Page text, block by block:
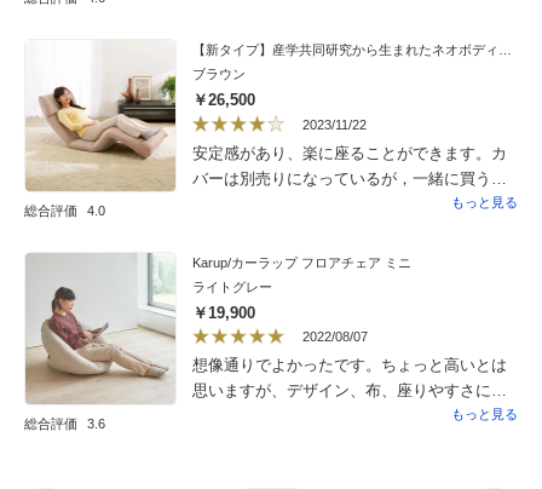
防にも大変重宝しているので購入して本当に
良かったがお値段高目にてマイナス1としまし
たがカバーも洗えるのも大変良かったです。
総合評価 4.0
ブラウン
￥26,500
2023/11/22
安定感があり、楽に座ることができます。カ
バーは別売りになっているが，一緒に買うと
割安になる価格設定をしていただけると助か
分に小さな敷物を置いていますが，もう少し
（あと30センチ）長いとよかったかも。
もっと見る
総合評価 3.6
Karup/カーラップ フロアチェア ミニ
ライトグレー
￥19,900
2022/08/07
想像通りでよかったです。ちょっと高いとは
思いますが、デザイン、布、座りやすさには
満足しています。もう一つ追加購入しまし
もっと見る